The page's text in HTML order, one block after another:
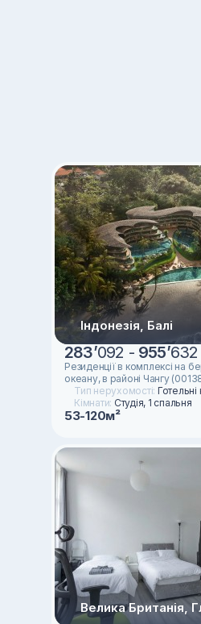
Індонезія, Балі
283’092 - 955’
Резиденції в комплексі на
океану, в районі Чангу
Тип нерухомості:
Кімнати: Студія, 1 спальня
53-120м²
Велика Британія,